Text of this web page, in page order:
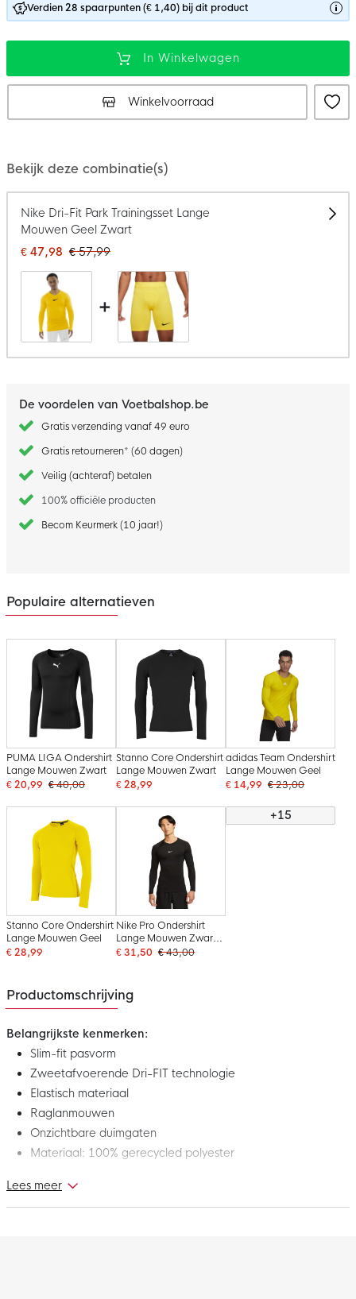
Verdien 28 spaarpunten (€ 1,40) bij dit product
In Winkelwagen
Winkelvoorraad
Bekijk deze combinatie(s)
Nike Dri-Fit Park Trainingsset Lange
Mouwen Geel Zwart
€ 47,98 € 57,99
+
De voordelen van Voetbalshop.be
Gratis verzending vanaf 49 euro
Gratis retourneren* (60 dagen)
Veilig (achteraf) betalen
100% officiële producten
Becom Keurmerk (10 jaar!)
Populaire alternatieven
PUMA LIGA Ondershirt
Lange Mouwen Zwart
€ 20,99 € 40,00
Stanno Core Ondershirt
Lange Mouwen Zwart
€ 28,99
adidas Team Ondershirt
Lange Mouwen Geel
€ 14,99 € 23,00
Stanno Core Ondershirt
Lange Mouwen Geel
€ 28,99
Nike Pro Ondershirt
Lange Mouwen Zwart
Wit
€ 31,50 € 43,00
+15
Productomschrijving
Belangrijkste kenmerken:
Slim-fit pasvorm
Zweetafvoerende Dri-FIT technologie
Elastisch materiaal
Raglanmouwen
Onzichtbare duimgaten
Materiaal: 100% gerecycled polyester
Dit is het nieuwe Nike Dri-FIT Park Ondershirt Lange Mouwen
Geel Zwart. Het ondershirt maakt deel uit van de Nike Park
Lees meer